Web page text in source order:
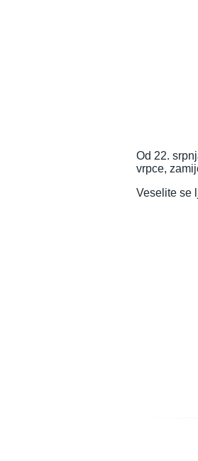
Od 22.
vrpce,
Veselite se